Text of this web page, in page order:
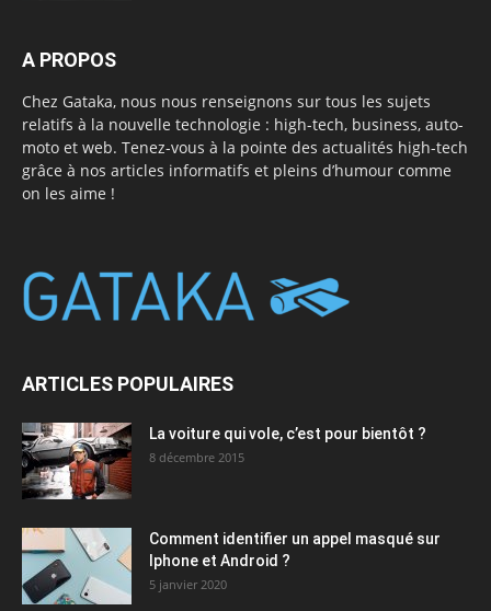
A PROPOS
Chez Gataka, nous nous renseignons sur tous les sujets
relatifs à la nouvelle technologie : high-tech, business, auto-
moto et web. Tenez-vous à la pointe des actualités high-tech
grâce à nos articles informatifs et pleins d’humour comme
on les aime !
ARTICLES POPULAIRES
La voiture qui vole, c’est pour bientôt ?
8 décembre 2015
Comment identifier un appel masqué sur
Iphone et Android ?
5 janvier 2020